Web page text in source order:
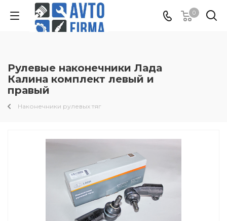
0
Рулевые наконечники Лада
Калина комплект левый и
правый
Наконечники рулевых тяг